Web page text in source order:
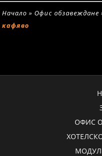
Начало » Офис обзавеждане
кафяво
ОФИС